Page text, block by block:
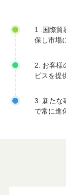
1 .国際貿
保し市場
2. お客様
ビスを提
3. 新たな
で常に進